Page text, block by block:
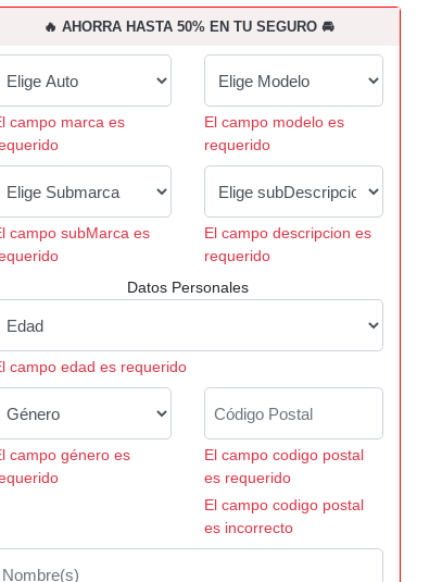
🔥 AHORRA HASTA 50% EN TU SEGURO 🚘
campo marca es
El campo modelo es
requerido
campo subMarca es
El campo descripcion es
requerido
Datos Personales
campo edad es requerido
campo género es
El campo codigo postal
es requerido
El campo codigo postal
es incorrecto